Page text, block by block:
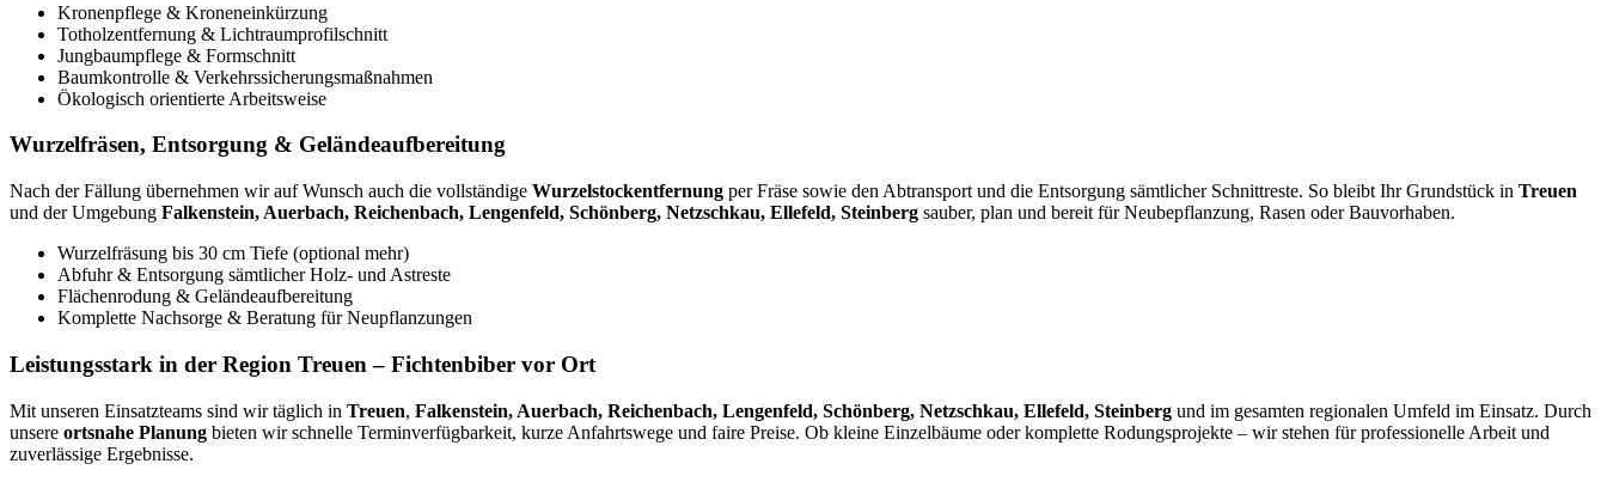
Kronenpflege & Kroneneinkürzung
Totholzentfernung & Lichtraumprofilschnitt
Jungbaumpflege & Formschnitt
Baumkontrolle & Verkehrssicherungsmaßnahmen
Ökologisch orientierte Arbeitsweise
Wurzelfräsen, Entsorgung & Geländeaufbereitung
Nach der Fällung übernehmen wir auf Wunsch auch die vollständige Wurzelstockentfernung per Fräse sowie den Abtransport und die Entsorgung sämtlicher Schnittreste. So bleibt Ihr Grundstück in Treuen
und der Umgebung Falkenstein, Auerbach, Reichenbach, Lengenfeld, Schönberg, Netzschkau, Ellefeld, Steinberg sauber, plan und bereit für Neubepflanzung, Rasen oder Bauvorhaben.
Wurzelfräsung bis 30 cm Tiefe (optional mehr)
Abfuhr & Entsorgung sämtlicher Holz- und Astreste
Flächenrodung & Geländeaufbereitung
Komplette Nachsorge & Beratung für Neupflanzungen
Leistungsstark in der Region Treuen – Fichtenbiber vor Ort
Mit unseren Einsatzteams sind wir täglich in Treuen, Falkenstein, Auerbach, Reichenbach, Lengenfeld, Schönberg, Netzschkau, Ellefeld, Steinberg und im gesamten regionalen Umfeld im Einsatz. Durch
unsere ortsnahe Planung bieten wir schnelle Terminverfügbarkeit, kurze Anfahrtswege und faire Preise. Ob kleine Einzelbäume oder komplette Rodungsprojekte – wir stehen für professionelle Arbeit und
zuverlässige Ergebnisse.